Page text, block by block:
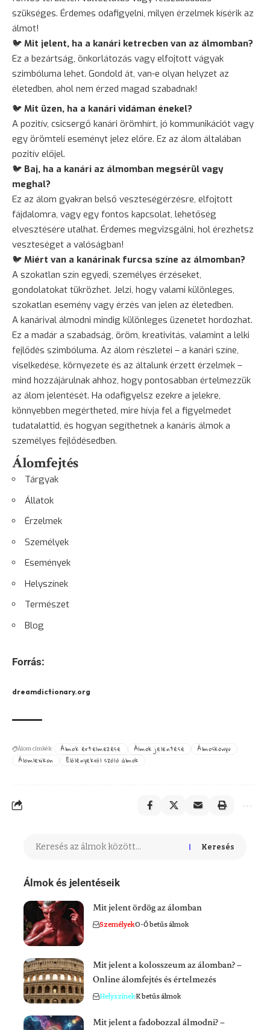
szükséges. Érdemes odafigyelni, milyen érzelmek kísérik az
álmot!
🐦 Mit jelent, ha a kanári ketrecben van az álmomban?
Ez a bezártság, önkorlátozás vagy elfojtott vágyak
szimbóluma lehet. Gondold át, van-e olyan helyzet az
életedben, ahol nem érzed magad szabadnak!
🐦 Mit üzen, ha a kanári vidáman énekel?
A pozitív, csicsergő kanári örömhírt, jó kommunikációt vagy
egy örömteli eseményt jelez előre. Ez az álom általában
pozitív előjel.
🐦 Baj, ha a kanári az álmomban megsérül vagy
meghal?
Ez az álom gyakran belső veszteségérzésre, elfojtott
fájdalomra, vagy egy fontos kapcsolat, lehetőség
elvesztésére utalhat. Érdemes megvizsgálni, hol érezhetsz
veszteséget a valóságban!
🐦 Miért van a kanárinak furcsa színe az álmomban?
A szokatlan szín egyedi, személyes érzéseket,
gondolatokat tükrözhet. Jelzi, hogy valami különleges,
szokatlan esemény vagy érzés van jelen az életedben.
A kanárival álmodni mindig különleges üzenetet hordozhat.
Ez a madár a szabadság, öröm, kreativitás, valamint a lelki
fejlődés szimbóluma. Az álom részletei – a kanári színe,
viselkedése, környezete és az általunk érzett érzelmek –
mind hozzájárulnak ahhoz, hogy pontosabban értelmezzük
az álom jelentését. Ha odafigyelsz ezekre a jelekre,
könnyebben megértheted, mire hívja fel a figyelmedet
tudatalattid, és hogyan segíthetnek a kanáris álmok a
személyes fejlődésedben.
Álomfejtés
Tárgyak
Állatok
Érzelmek
Személyek
Események
Helyszínek
Természet
Blog
Forrás:
dreamdictionary.org
Álom címkék: Álmok értelmezése Álmok jelentése
Álmoskönyv
Álomlexikon
Élőlényekről szóló álmok
Keresés
Álmok és jelentéseik
Mit jelent ördög az álomban
SzemélyekO-Ő betűs álmok
Mit jelent a kolosszeum az álomban? –
Online álomfejtés és értelmezés
HelyszínekK betűs álmok
Mit jelent a fadobozzal álmodni? –